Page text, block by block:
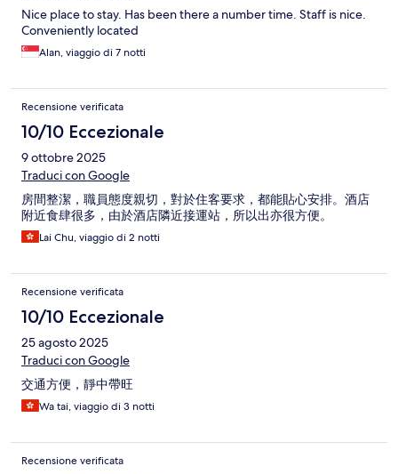
Nice place to stay. Has been there a number time. Staff is nice.
Conveniently located
Alan, viaggio di 7 notti
Recensione verificata
10/10 Eccezionale
9 ottobre 2025
Traduci con Google
房間整潔，職員態度親切，對於住客要求，都能貼心安排。酒店
附近食肆很多，由於酒店隣近接運站，所以出亦很方便。
Lai Chu, viaggio di 2 notti
Recensione verificata
10/10 Eccezionale
25 agosto 2025
Traduci con Google
交通方便，靜中帶旺
Wa tai, viaggio di 3 notti
Recensione verificata